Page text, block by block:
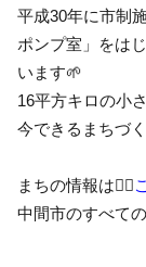
平成30年に市制
ポンプ室」をは
います🌱
16平方キロの小
今できるまちづ
まちの情報は👉🏻
中間市のすべての